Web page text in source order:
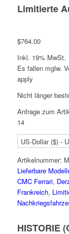
Limitierte
$764.00
Inkl. 19% MwSt.
Es fallen mglw.
apply
Nicht länger
Anfrage zum
14
US-Dollar ($) -
Artikelnummer:
Lieferbare
CMC Ferrari,
Frankreich,
HISTORIE